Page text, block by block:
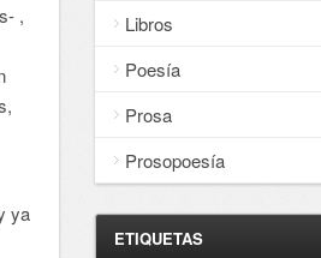
,
ya
Libros
Poesía
Prosa
Prosopoesía
ETIQUETAS